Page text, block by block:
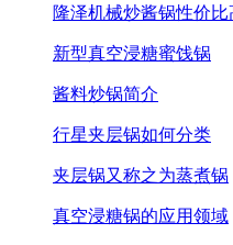
隆泽机械炒酱锅性价比
新型真空浸糖蜜饯锅
酱料炒锅简介
行星夹层锅如何分类
夹层锅又称之为蒸煮锅
真空浸糖锅的应用领域